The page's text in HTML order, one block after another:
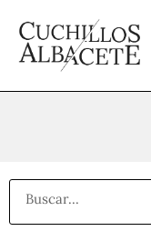
contenido
Buscar